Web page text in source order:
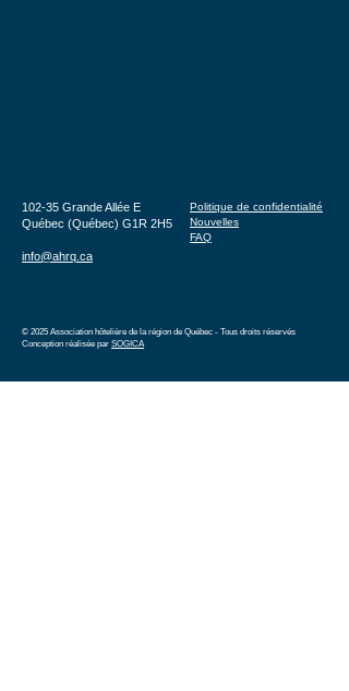
Politique de confidentialité
Nouvelles
FAQ
102-35 Grande Allée E
Québec (Québec) G1R 2H5
info@ahrq.ca
© 2025 Association hôtelière de la région de Québec - Tous droits réservés
Conception réalisée par SOGICA